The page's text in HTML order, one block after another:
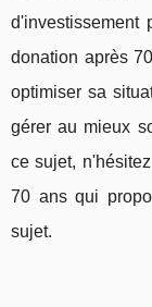
d'investissement
donation après
optimiser sa
gérer au mieux
ce sujet,
70 ans qui
sujet.